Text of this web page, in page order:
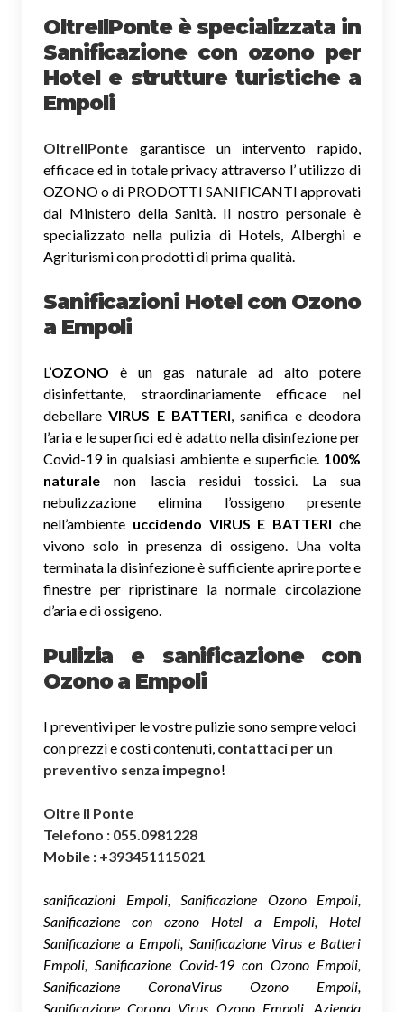
OltreIlPonte è specializzata in
Sanificazione con ozono per
Hotel e strutture turistiche a
Empoli
OltreIlPonte garantisce un intervento rapido,
efficace ed in totale privacy attraverso l’ utilizzo di
OZONO o di PRODOTTI SANIFICANTI approvati
dal Ministero della Sanità. Il nostro personale è
specializzato nella pulizia di Hotels, Alberghi e
Agriturismi con prodotti di prima qualità.
Sanificazioni Hotel con Ozono
a Empoli
L’OZONO è un gas naturale ad alto potere
disinfettante, straordinariamente efficace nel
debellareVIRUS E BATTERI, sanifica e deodora
l’aria e le superfici ed è adatto nella disinfezione per
Covid-19 in qualsiasi ambiente e superficie. 100%
naturale non lascia residui tossici. La sua
nebulizzazione elimina l’ossigeno presente
nell’ambiente uccidendo VIRUS E BATTERI che
vivono solo in presenza di ossigeno. Una volta
terminata la disinfezione è sufficiente aprire porte e
finestre per ripristinare la normale circolazione
d’aria e di ossigeno.
Pulizia e sanificazione con
Ozono a Empoli
I preventivi per le vostre pulizie sono sempre veloci
con prezzi e costi contenuti, contattaci per un
preventivo senza impegno!
Oltre il Ponte
Telefono : 055.0981228
Mobile : +393451115021
sanificazioni Empoli, Sanificazione Ozono Empoli,
Sanificazione con ozono Hotel a Empoli, Hotel
Sanificazione a Empoli, Sanificazione Virus e Batteri
Empoli, Sanificazione Covid-19 con Ozono Empoli,
Sanificazione CoronaVirus Ozono Empoli,
Sanificazione Corona Virus Ozono Empoli, Azienda